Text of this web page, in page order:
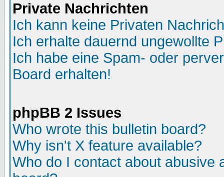
Private Nachrichten
Ich kann keine Privaten
Ich erhalte dauernd ungewollte
Ich habe eine Spam- oder
Board erhalten!
phpBB 2 Issues
Who wrote this bulletin board?
Why isn't X feature available?
Who do I contact about abusive